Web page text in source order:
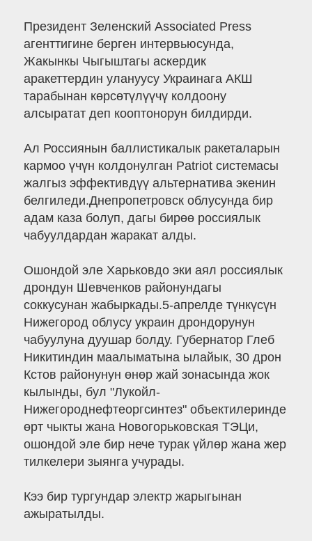
Президент Зеленский Associated Press
агенттигине берген интервьюсунда,
Жакынкы Чыгыштагы аскердик
аракеттердин улануусу Украинага АКШ
тарабынан көрсөтүлүүчү колдоону
алсыратат деп кооптонорун билдирди.
Ал Россиянын баллистикалык ракеталарын
кармоо үчүн колдонулган Patriot системасы
жалгыз эффективдүү альтернатива экенин
белгиледи.Днепропетровск облусунда бир
адам каза болуп, дагы бирөө россиялык
чабуулдардан жаракат алды.
Ошондой эле Харьковдо эки аял россиялык
дрондун Шевченков районундагы
соккусунан жабыркады.5-апрелде түнкүсүн
Нижегород облусу украин дрондорунун
чабуулуна дуушар болду. Губернатор Глеб
Никитиндин маалыматына ылайык, 30 дрон
Кстов районунун өнөр жай зонасында жок
кылынды, бул "Лукойл-
Нижегороднефтеоргсинтез" объектилеринде
өрт чыкты жана Новогорьковская ТЭЦи,
ошондой эле бир нече турак үйлөр жана жер
тилкелери зыянга учурады.
Кээ бир тургундар электр жарыгынан
ажыратылды.